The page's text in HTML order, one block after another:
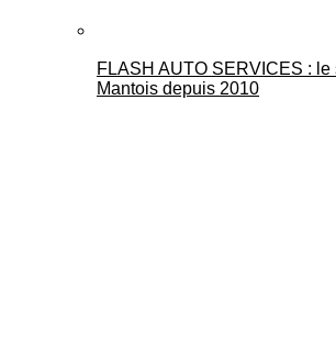
FLASH AUTO SERVICES :
Mantois depuis 2010